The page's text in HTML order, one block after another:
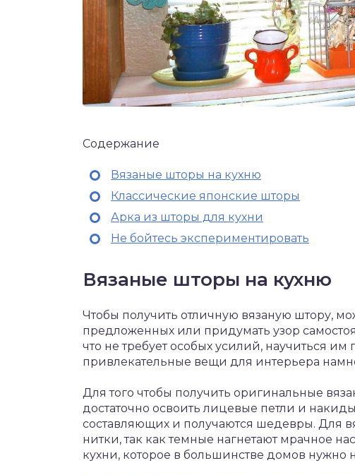
Содержание
Вязаные шторы на кухню
Классические японские шторы
Арка из шторы для кухни
Не бойтесь экспериментировать
Вязаные шторы на кухню
Чтобы получить отличную вязаную штору,
предложенных или придумать узор
что не требует особых усилий, научиться им
привлекательные вещи для интерьера
Для того чтобы получить оригинальные
достаточно освоить лицевые петли и
составляющих и получаются шедевры. Для
нитки, так как темные нагнетают мрачное
кухни, которое в большинстве домов нужно